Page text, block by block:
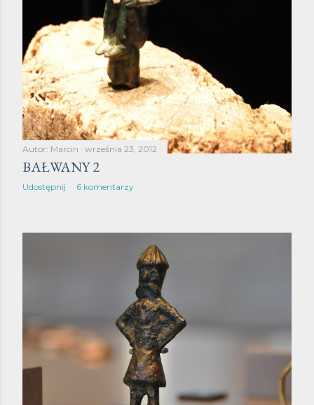
Autor: Marcin września 23, 2012
BAŁWANY 2
Udostępnij 6 komentarzy